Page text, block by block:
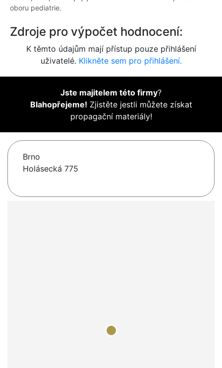
oboru pediatrie.
Zdroje pro výpočet hodnocení:
K těmto údajům mají přístup pouze přihlášení
uživatelé. Klikněte sem pro přihlášení.
Jste majitelem této firmy?
Blahopřejeme! Zjistěte jestli můžete získat
propagační materiály!
Brno
Holásecká 775